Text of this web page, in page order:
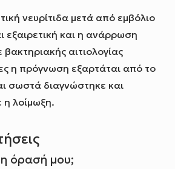
νευρίτιδα μετά από εμβόλιο
εξαιρετική και η ανάρρωση
αιτιολογίας
η πρόγνωση εξαρτάται από το
σωστά διαγνώστηκε και
η λοίμωξη.
όρασή μου;